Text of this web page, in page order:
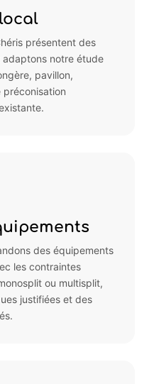
présentent des
notre étude
pavillon,
des équipements
les contraintes
ou multisplit,
justifiées et des